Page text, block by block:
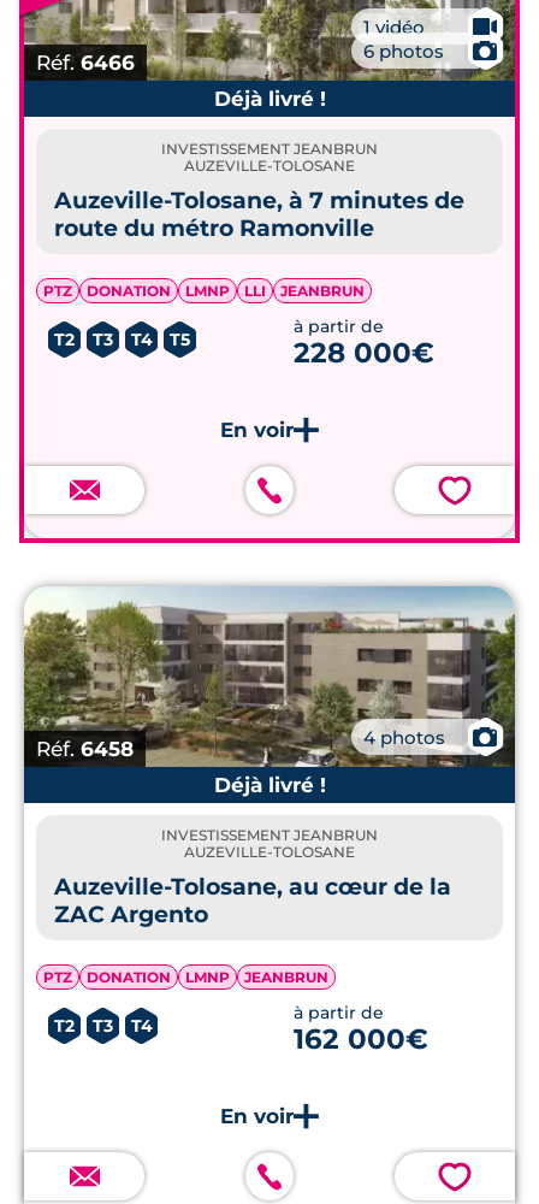
Réf.6466
1 vidéo 🎥
6 photos
📷
Déjà livré !
INVESTISSEMENT JEANBRUN
AUZEVILLE-TOLOSANE
Auzeville-Tolosane, à 7 minutes de
route du métro Ramonville
PTZ DONATION LMNP LLI JEANBRUN
T2 T3 T4 T5
à partir de
228 000€
💗
Réf. 6458 4 photos
📷
Déjà livré !
INVESTISSEMENT JEANBRUN
AUZEVILLE-TOLOSANE
Auzeville-Tolosane, au cœur de la
ZAC Argento
PTZ DONATION LMNP JEANBRUN
T2 T3 T4
à partir de
162 000€
💗